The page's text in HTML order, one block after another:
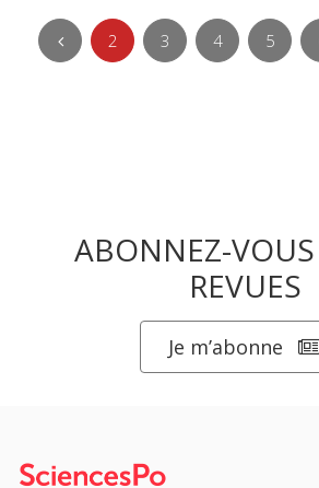
2 3 4 5
ABONNEZ-
REVUES
Je m’abonne